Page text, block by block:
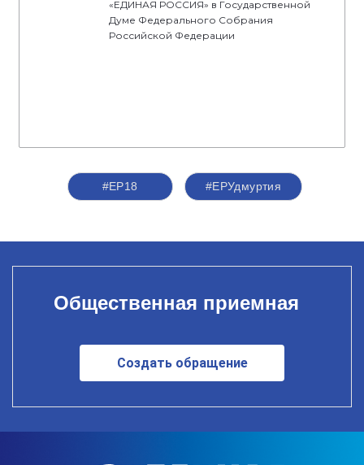
«ЕДИНАЯ РОССИЯ» в Государственной
Думе Федерального Собрания
Российской Федерации
#ЕР18 #ЕРУдмуртия
Общественная приемная
Создать обращение